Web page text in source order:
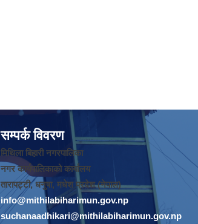
सम्पर्क विवरण
मिथिला बिहारी नगरपालिका
नगर कार्यपालिकाको कार्यालय
तारापट्टी, धनुषा, मधेश प्रदेश (नेपाल)
info@mithilabiharimun.gov.np
suchanaadhikari@mithilabiharimun.gov.np